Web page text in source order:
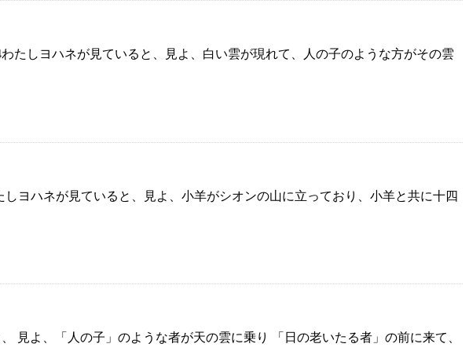
たしヨハネが見ていると、見よ、白い雲が現れて、人の子のような方がその雲
ヨハネが見ていると、見よ、小羊がシオンの山に立っており、小羊と共に十四
見よ、「人の子」のような者が天の雲に乗り 「日の老いたる者」の前に来て、